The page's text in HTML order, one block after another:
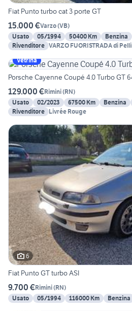
Fiat Punto turbo cat 3 porte GT
15.000 €Varzo(VB)
Usato
05/1994 50400 Km Benzina
Rivenditore VARZO FUORISTRADA di
Vetrina
Porsche Cayenne Coupé 4.0 Turbo GT
129.000 €Rimini(RN)
Usato
02/2023 67500 Km Benzina
Rivenditore Livrée Rouge
6
Fiat Punto GT turbo ASI
9.700 €Rimini(RN)
Usato
05/1994 116000 Km Benzina